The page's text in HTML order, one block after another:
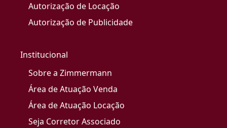
Autorização de Locação
Autorização de Publicidade
Institucional
Sobre a Zimmermann
Área de Atuação Venda
Área de Atuação Locação
Seja Corretor Associado